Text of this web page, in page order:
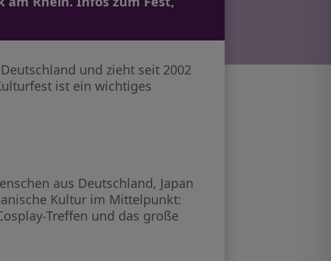
und zieht seit 2002
ist ein wichtiges
aus Deutschland, Japan
Kultur im Mittelpunkt:
Treffen und das große